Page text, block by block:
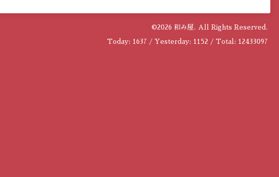
©2026 和み屋. All Rights Reserved.
Today: 1637 / Yesterday: 1152 / Total: 12433097